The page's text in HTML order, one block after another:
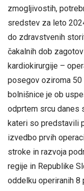
zmogljivostih,
sredstev za leto
do zdravstvenih
čakalnih dob
kardiokirurgije –
posegov oziroma
bolnišnice je ob
odprtem srcu danes
kateri so predstavili
izvedbo prvih
stroke in razvoja
regije in Republike
oddelku operiranih 8